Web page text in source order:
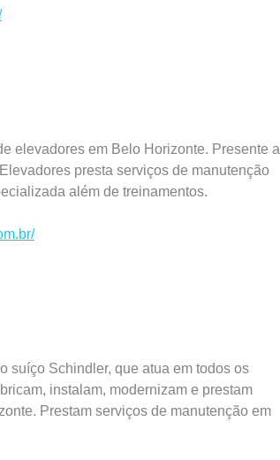
elevadores em Belo Horizonte. Presente a
presta serviços de manutenção
além de treinamentos.
suíço Schindler, que atua em todos os
instalam, modernizam e prestam
Prestam serviços de manutenção em